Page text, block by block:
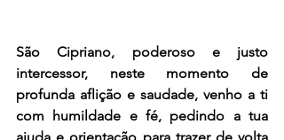
São Cipriano, poderoso e justo
intercessor, neste momento de
profunda aflição e saudade, venho a ti
com humildade e fé, pedindo a tua